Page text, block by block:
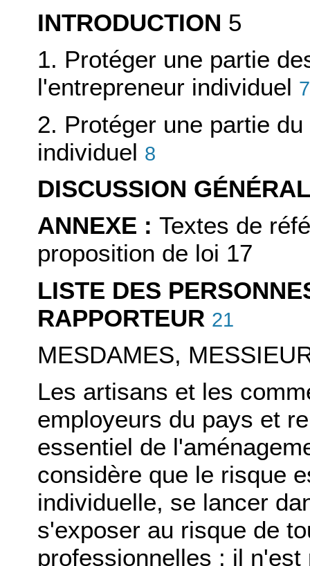
INTRODUCTION 5
1. Protéger une partie
l'entrepreneur individuel 7
2. Protéger une partie
individuel 8
DISCUSSION
ANNEXE : Textes de
proposition de loi 17
LISTE DES
RAPPORTEUR 21
MESDAMES,
Les artisans et les
employeurs du pays et
essentiel de
considère que le risque
individuelle, se lancer
s'exposer au risque de
professionnelles : il